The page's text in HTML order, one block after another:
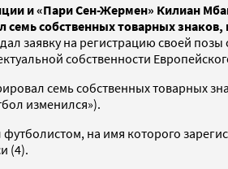
и «Пари Сен-Жермен» Килиан
семь собственных товарных
заявку на регистрацию своей
собственности
семь собственных товарных
изменился»).
на имя которого
(4).